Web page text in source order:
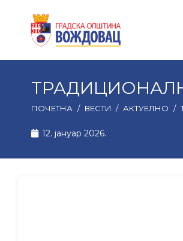
ПОЧЕТНА / ВЕСТИ / АКТУЕЛНО /
12. јануар 2026.